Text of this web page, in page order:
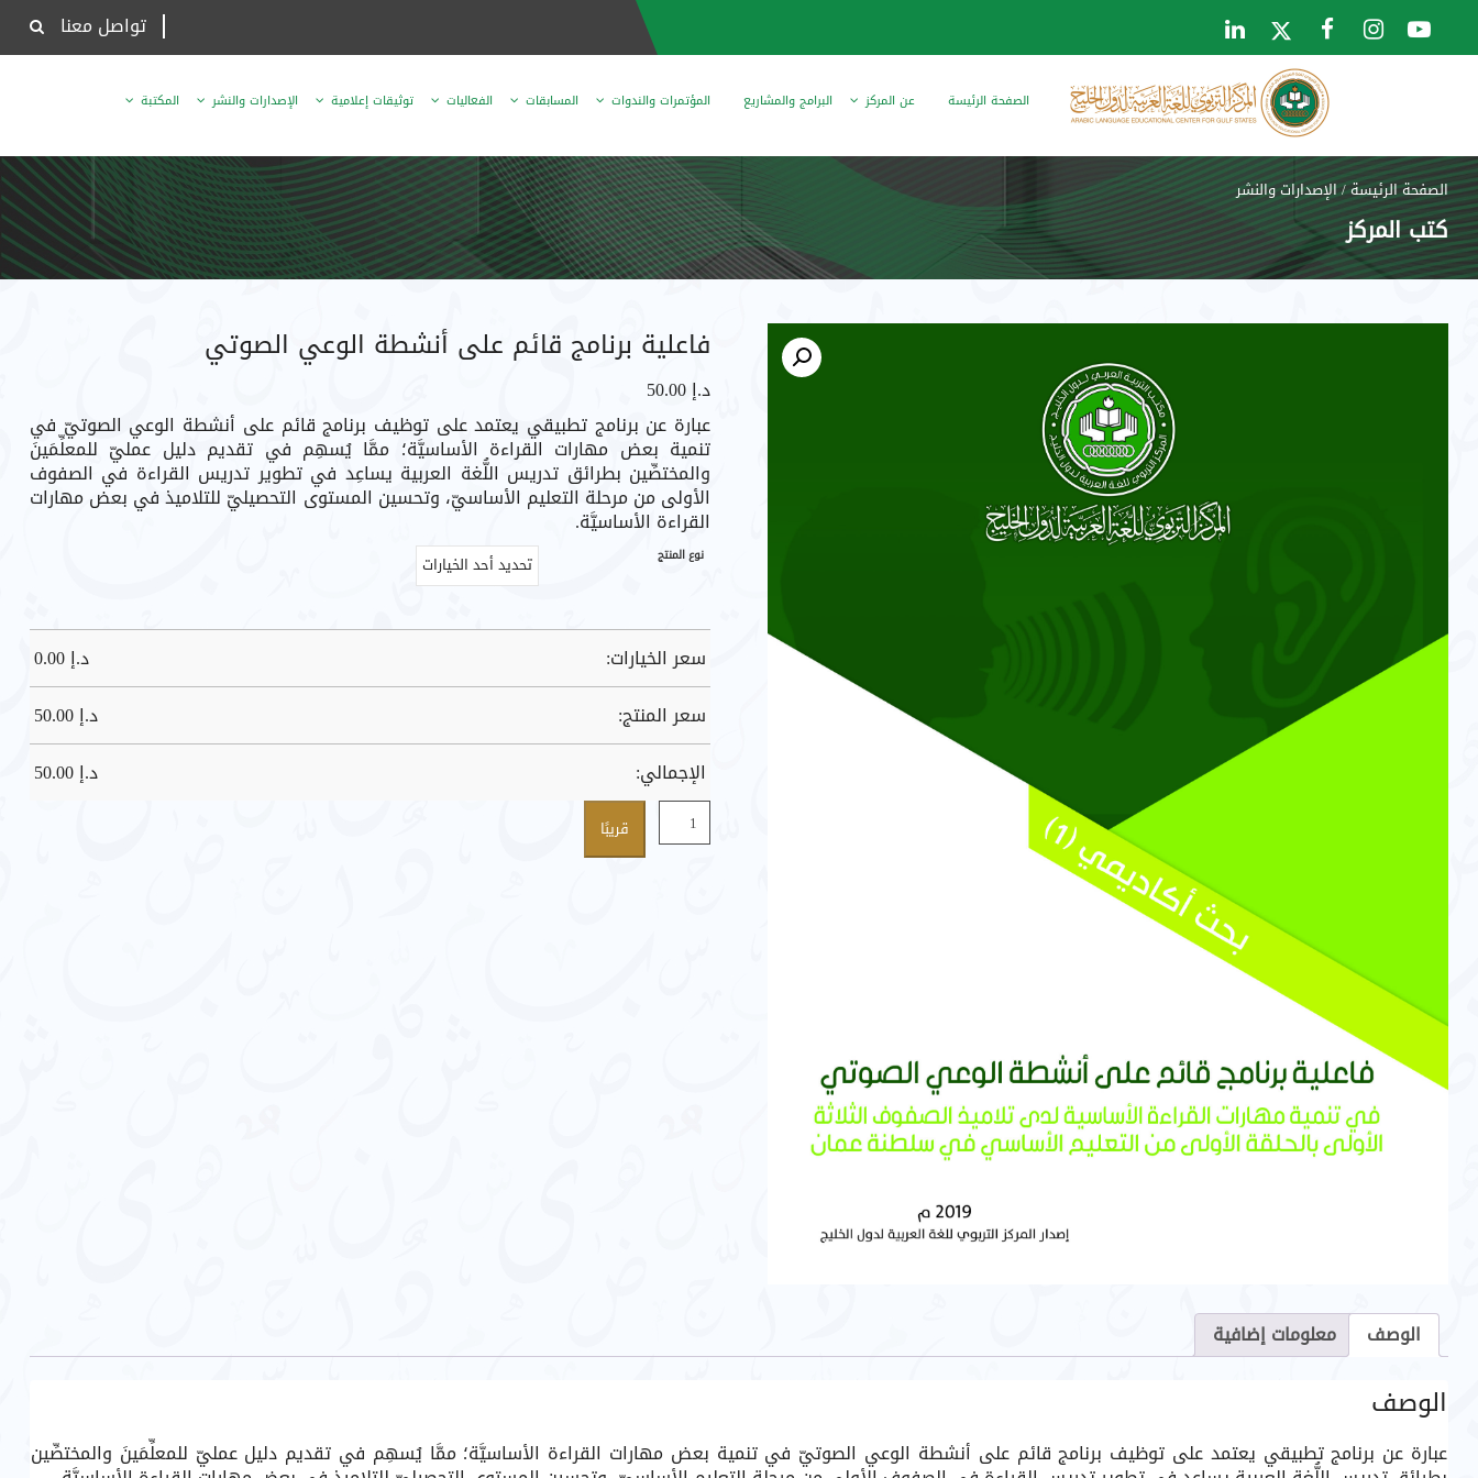
تواصل معنا
الصفحة الرئيسة عن المركز البرامج والمشاريع المؤتمرات والندوات المسابقات الفعاليات توثيقات إعلامية الإصدارات والنشر المكتبة
الصفحة الرئيسة/الإصدارات والنشر
كتب المركز
فاعلية برنامج قائم على أنشطة الوعي الصوتي
د.إ
عبارة عن برنامج تطبيقي يعتمد على توظيف برنامج قائم على أنشطة الوعي الصوتيّ في
تنمية بعض مهارات القراءة الأساسيَّة؛ ممَّا يُسهِم في تقديم دليل عمليّ للمعلِّمَينَ
والمختصِّين بطرائق تدريس اللُّغة العربية يساعِد في تطوير تدريس القراءة في الصفوف
الأولى من مرحلة التعليم الأساسيّ، وتحسين المستوى التحصيليّ للتلاميذ في بعض مهارات
القراءة الأساسيَّة.
نوع المنتج
سعر الخيارات: د.إ0.00
سعر المنتج:
د.إ50.00
الإجمالي:
د.إ50.00
كمية
فاعلية
قريبًا
الوصف معلومات إضافية
الوصف
عبارة عن برنامج تطبيقي يعتمد على توظيف برنامج قائم على أنشطة الوعي الصوتيّ في تنمية بعض مهارات القراءة الأساسيَّة؛ ممَّا يُسهِم في تقديم دليل عمليّ للمعلِّمَينَ والمختصِّين